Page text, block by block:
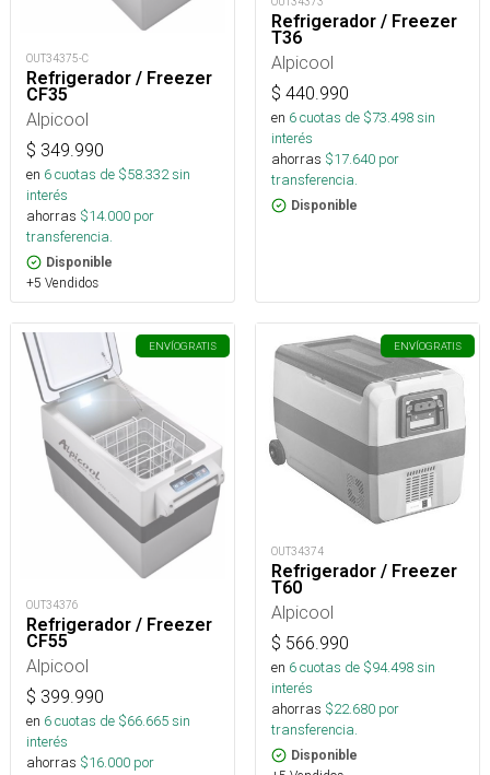
OUT34375-C
Refrigerador / Freezer
CF35
Alpicool
$ 349.990
en 6cuotas de $58.332sin
interés
ahorras $14.000 por
transferencia.
Disponible
+5 Vendidos
Refrigerador / Freezer
T36
Alpicool
$ 440.990
en 6cuotas de $73.498sin
interés
ahorras $17.640 por
transferencia.
Disponible
ENVÍOGRATIS
OUT34376
Refrigerador / Freezer
CF55
Alpicool
$ 399.990
en 6cuotas de $66.665sin
interés
ahorras $16.000 por
ENVÍOGRATIS
OUT34374
Refrigerador / Freezer
T60
Alpicool
$ 566.990
en 6cuotas de $94.498sin
interés
ahorras $22.680 por
transferencia.
Disponible